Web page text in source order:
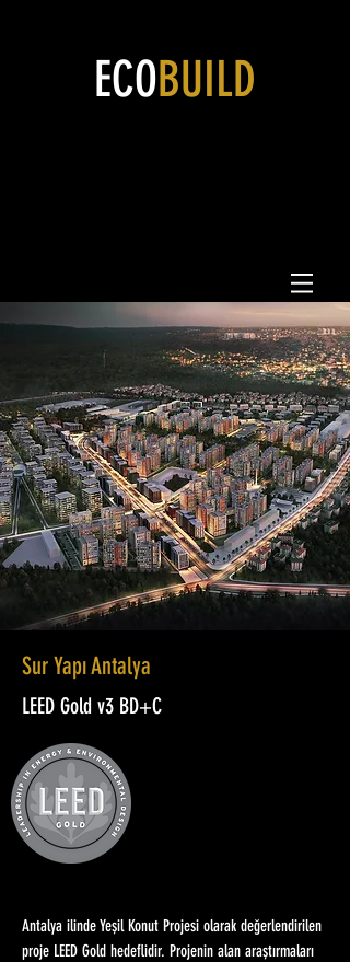
ECOBUILD
Sur Yapı Antalya
LEED Gold v3 BD+C
Antalya ilinde Yeşil Konut Projesi olarak değerlendirilen
proje LEED Gold hedeflidir. Projenin alan araştırmaları